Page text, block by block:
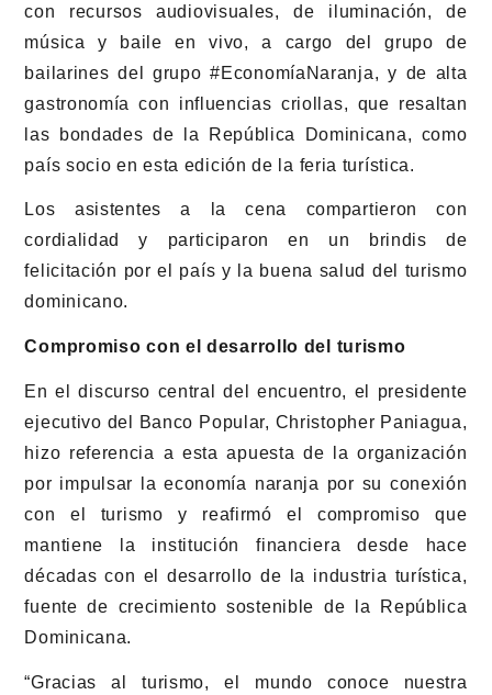
con recursos audiovisuales, de iluminación, de
música y baile en vivo, a cargo del grupo de
bailarines del grupo #EconomíaNaranja, y de alta
gastronomía con influencias criollas, que resaltan
las bondades de la República Dominicana, como
país socio en esta edición de la feria turística.
Los asistentes a la cena compartieron con
cordialidad y participaron en un brindis de
felicitación por el país y la buena salud del turismo
dominicano.
Compromiso con el desarrollo del turismo
En el discurso central del encuentro, el presidente
ejecutivo del Banco Popular, Christopher Paniagua,
hizo referencia a esta apuesta de la organización
por impulsar la economía naranja por su conexión
con el turismo y reafirmó el compromiso que
mantiene la institución financiera desde hace
décadas con el desarrollo de la industria turística,
fuente de crecimiento sostenible de la República
Dominicana.
“Gracias al turismo, el mundo conoce nuestra